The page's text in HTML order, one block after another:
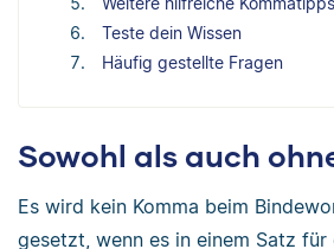
Teste dein Wissen
Häufig gestellte Fragen
Sowohl als auch
Es wird kein Komma beim
gesetzt, wenn es in einem Satz für